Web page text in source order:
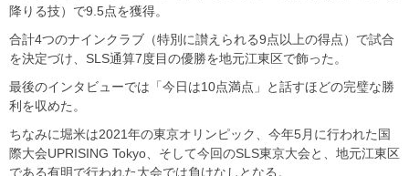
降りる技）で9.5点を獲得。
合計4つのナインクラブ（特別に讃えられる9点以上の得点）で試合
を決定づけ、SLS通算7度目の優勝を地元江東区で飾った。
最後のインタビューでは「今日は10点満点」と話すほどの完璧な勝
利を収めた。
ちなみに堀米は2021年の東京オリンピック、今年5月に行われた国
際大会UPRISING Tokyo、そして今回のSLS東京大会と、地元江東区
である有明で行われた大会では負けなしとなる。